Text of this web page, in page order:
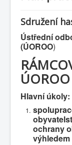
Sdružení
Ústřední
(ÚOROO)
ÚOROO
Hlavní úkoly:
ochrany